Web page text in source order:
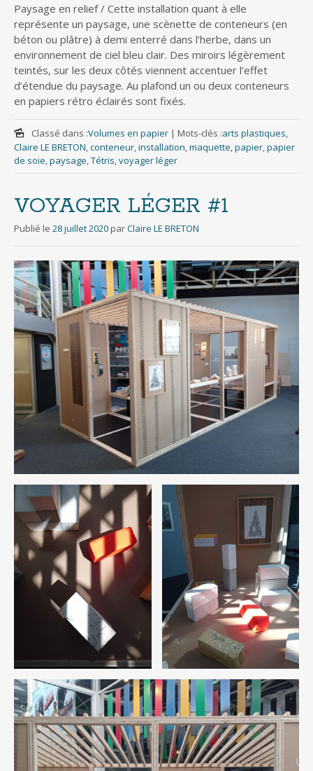
Paysage en relief / Cette installation quant à elle
représente un paysage, une scènette de conteneurs (en
béton ou plâtre) à demi enterré dans l’herbe, dans un
environnement de ciel bleu clair. Des miroirs légèrement
teintés, sur les deux côtés viennent accentuer l’effet
d’étendue du paysage. Au plafond un ou deux conteneurs
en papiers rétro éclairés sont fixés.
Classé dans :Volumes en papier | Mots-clés :arts plastiques,
Claire LE BRETON,conteneur,installation,maquette,papier,papier
de soie,paysage,Tétris,voyager léger
VOYAGER LÉGER #1
Publié le 28 juillet 2020 parClaire LE BRETON